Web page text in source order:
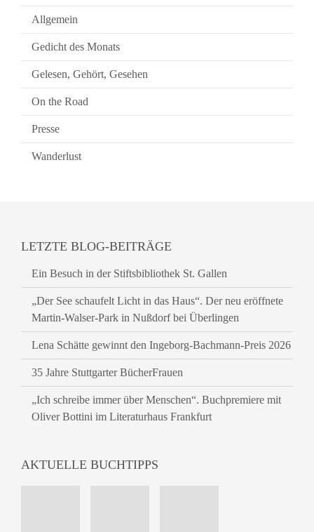
Allgemein
Gedicht des Monats
Gelesen, Gehört, Gesehen
On the Road
Presse
Wanderlust
LETZTE BLOG-BEITRÄGE
Ein Besuch in der Stiftsbibliothek St. Gallen
„Der See schaufelt Licht in das Haus“. Der neu eröffnete
Martin-Walser-Park in Nußdorf bei Überlingen
Lena Schätte gewinnt den Ingeborg-Bachmann-Preis 2026
35 Jahre Stuttgarter BücherFrauen
„Ich schreibe immer über Menschen“. Buchpremiere mit
Oliver Bottini im Literaturhaus Frankfurt
AKTUELLE BUCHTIPPS